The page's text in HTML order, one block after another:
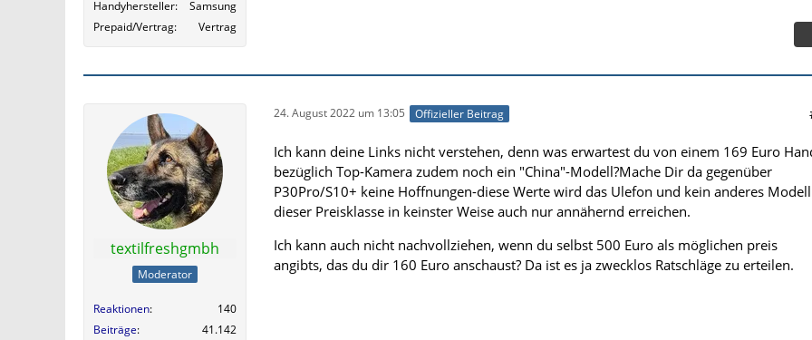
Handyhersteller
Samsung
Prepaid/Vertrag
Vertrag
textilfreshgmbh
Moderator
Reaktionen
140
Beiträge
41.142
24. August 2022 um 13:05 Offizieller Beitrag
Ich kann deine Links nicht verstehen, denn was erwartest du von einem 169 Euro
bezüglich Top-Kamera zudem noch ein "China"-Modell?Mache Dir da gegenüber
P30Pro/S10+ keine Hoffnungen-diese Werte wird das Ulefon und kein anderes
dieser Preisklasse in keinster Weise auch nur annähernd erreichen.
Ich kann auch nicht nachvollziehen, wenn du selbst 500 Euro als möglichen preis
angibts, das du dir 160 Euro anschaust? Da ist es ja zwecklos Ratschläge zu erteilen.